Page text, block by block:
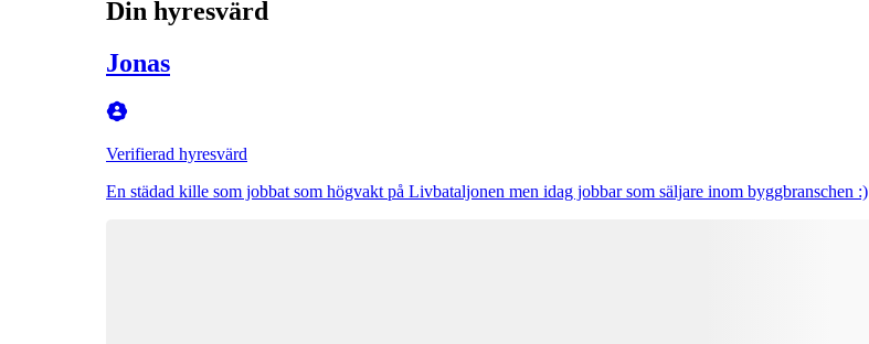
Din hyresvärd
Jonas
Verifierad hyresvärd
En städad kille som jobbat som högvakt på Livbataljonen men idag jobbar som säljare inom byggbranschen :)